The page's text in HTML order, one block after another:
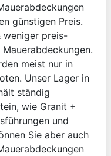
günstigen Preis.
weniger preis-
meist nur in
Unser Lager in
ständig
wie Granit +
und
Sie aber auch